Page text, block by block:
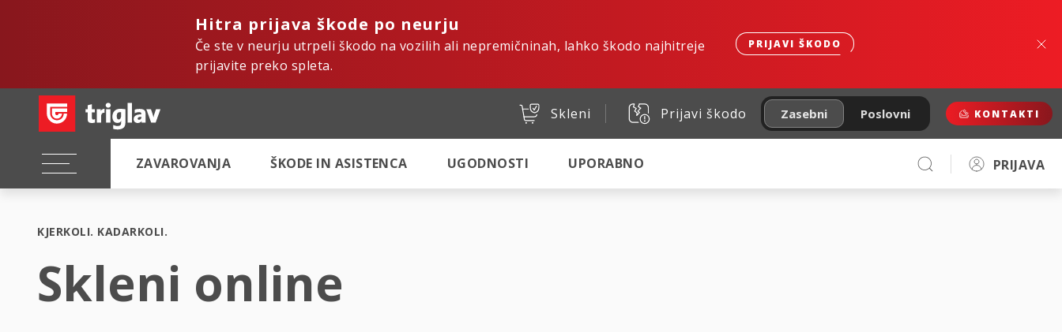
Hitra prijava škode po neurju
Če ste v neurju utrpeli škodo na vozilih ali nepremičninah, lahko škodo najhitreje
prijavite preko spleta.
PRIJAVI ŠKODO
Skleni Prijavi škodo Zasebni Poslovni KONTAKTI
ZAVAROVANJA ŠKODE IN ASISTENCA UGODNOSTI UPORABNO PRIJAVA
KJERKOLI. KADARKOLI.
Skleni online